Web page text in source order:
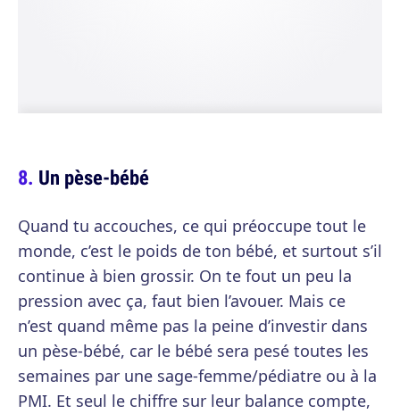
Un pèse-bébé
Quand tu accouches, ce qui préoccupe tout le
monde, c’est le poids de ton bébé, et surtout s’il
continue à bien grossir. On te fout un peu la
pression avec ça, faut bien l’avouer. Mais ce
n’est quand même pas la peine d’investir dans
un pèse-bébé, car le bébé sera pesé toutes les
semaines par une sage-femme/pédiatre ou à la
PMI. Et seul le chiffre sur leur balance compte,